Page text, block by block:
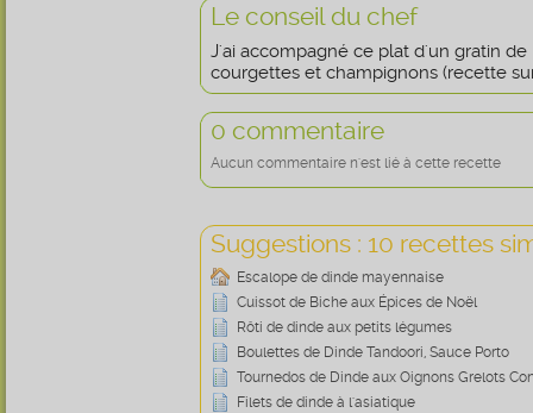
Le conseil du chef
J'ai accompagné ce plat d'un gratin
courgettes et champignons (recette
0 commentaire
Aucun commentaire n'est lié à cette recette
Suggestions : 10 recettes
Escalope de dinde mayennaise
Cuissot de Biche aux Épices de Noël
Rôti de dinde aux petits légumes
Boulettes de Dinde Tandoori, Sauce Porto
Tournedos de Dinde aux Oignons Grelots
Filets de dinde à l'asiatique